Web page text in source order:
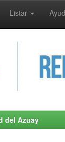
Listar
del Azuay